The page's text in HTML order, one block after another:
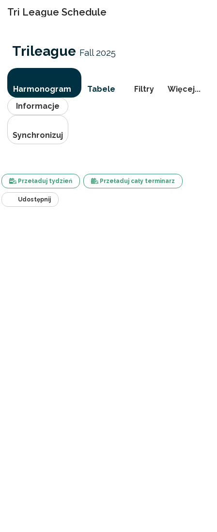
Tri League Schedule
Trileague Fall 2025
Harmonogram Tabele Filtry
Więcej...
Informacje
Synchronizuj
Przeładuj tydzień Przeładuj cały terminarz
Udostępnij